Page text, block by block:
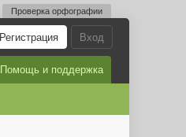
Проверка орфографии
Вход
Регистрация
Помощь и поддержка